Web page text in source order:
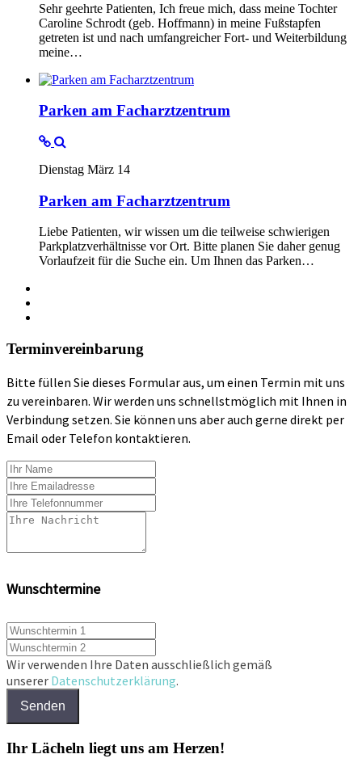
Sehr geehrte Patienten, Ich freue mich, dass meine Tochter
Caroline Schrodt (geb. Hoffmann) in meine Fußstapfen
getreten ist und nach umfangreicher Fort- und Weiterbildung
meine…
Parken am Facharztzentrum
Dienstag März 14
Parken am Facharztzentrum
Liebe Patienten, wir wissen um die teilweise schwierigen
Parkplatzverhältnisse vor Ort. Bitte planen Sie daher genug
Vorlaufzeit für die Suche ein. Um Ihnen das Parken…
Terminvereinbarung
Bitte füllen Sie dieses Formular aus, um einen Termin mit uns
zu vereinbaren. Wir werden uns schnellstmöglich mit Ihnen in
Verbindung setzen. Sie können uns aber auch gerne direkt per
Email oder Telefon kontaktieren.
Wunschtermine
Wir verwenden Ihre Daten ausschließlich gemäß
unserer Datenschutzerklärung.
Senden
Ihr Lächeln liegt uns am Herzen!